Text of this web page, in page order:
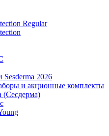
Regular
2026
и акционные комплекты
(Сесдерма)